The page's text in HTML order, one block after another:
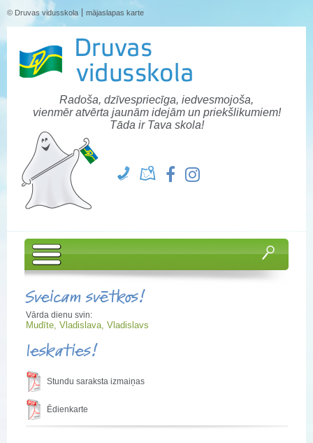
© Druvas vidusskola mājaslapas karte
Radoša, dzīvespriecīga, iedvesmojoša,
vienmēr atvērta jaunām idejām un priekšlikumiem!
Tāda ir Tava skola!
Sveicam svētkos!
Vārda dienu svin:
Mudīte, Vladislava, Vladislavs
Ieskaties!
Stundu saraksta izmaiņas
Ēdienkarte